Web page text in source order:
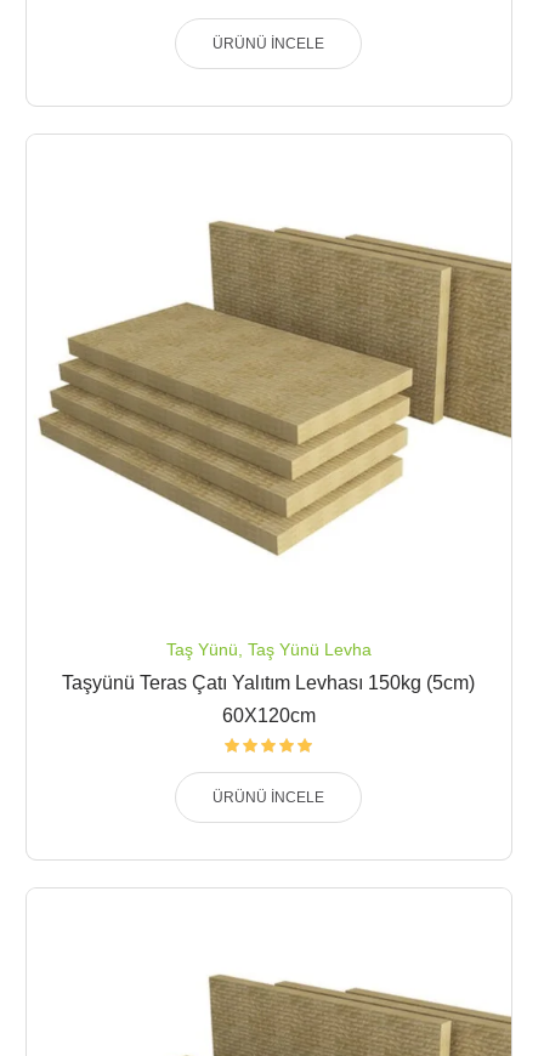
ÜRÜNÜ İNCELE
Taş Yünü Taş Yünü Levha
Taşyünü Teras Çatı Yalıtım Levhası 150kg (5cm)
60X120cm
ÜRÜNÜ İNCELE